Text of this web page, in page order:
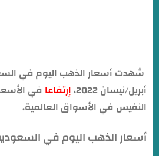
أبريل/نيسان 2022،
إرتفاعا في
النفيس في الأسواق العالمية.
أسعار الذهب اليوم في